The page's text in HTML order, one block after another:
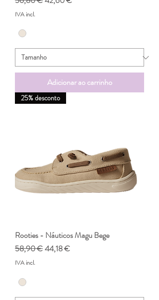
IVA incl.
Adicionar ao carrinho
25% desconto
Rooties - Náuticos Magu Bege
Preço normal
58,90 €Preço promocional
44,18 €
IVA incl.